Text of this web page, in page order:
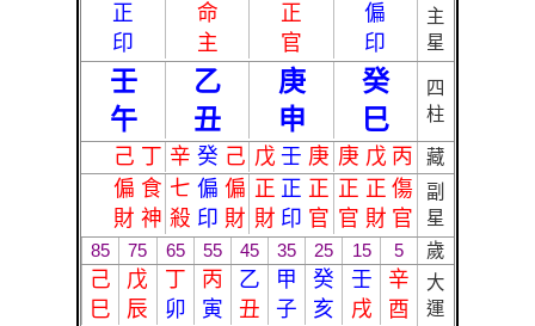
主
星
偏
印
正
官
命
主
正
印
四
柱
癸
巳
庚
申
乙
丑
壬
午
藏
丙
戊
庚
庚
壬
戊
己
癸
辛
丁
己
副
星
傷
官
正
財
正
官
正
官
正
印
正
財
偏
財
偏
印
七
殺
食
神
偏
財
歲
5
15
25
35
45
55
65
75
85
大
運
辛
酉
壬
戌
癸
亥
甲
子
乙
丑
丙
寅
丁
卯
戊
辰
己
巳